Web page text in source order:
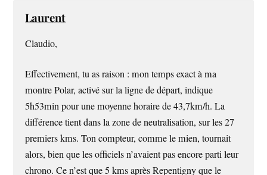
Laurent
Claudio,
Effectivement, tu as raison : mon temps exact à ma
montre Polar, activé sur la ligne de départ, indique
5h53min pour une moyenne horaire de 43,7km/h. La
différence tient dans la zone de neutralisation, sur les 27
premiers kms. Ton compteur, comme le mien, tournait
alors, bien que les officiels n’avaient pas encore parti leur
chrono. Ce n’est que 5 kms après Repentigny que le